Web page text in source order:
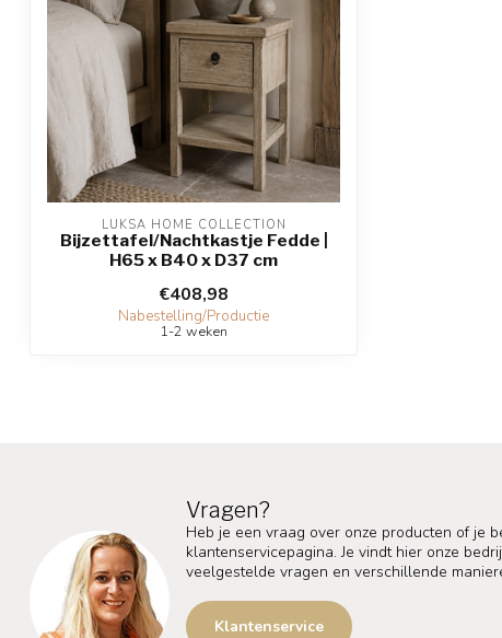
LUKSA HOME COLLECTION
Bijzettafel/Nachtkastje Fedde |
H65 x B40 x D37 cm
€408,98
Nabestelling/Productie
1-2 weken
Vragen?
Heb je een vraag over onze producten of je
klantenservicepagina. Je vindt hier onze
veelgestelde vragen en verschillende
Klantenservice